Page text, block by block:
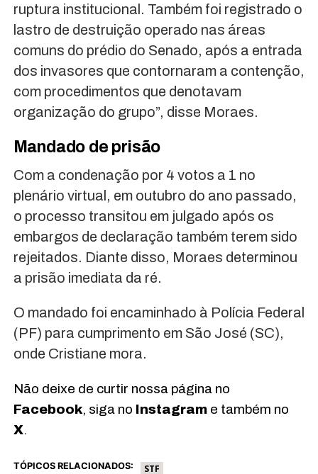
ruptura institucional. Também foi registrado o
lastro de destruição operado nas áreas
comuns do prédio do Senado, após a entrada
dos invasores que contornaram a contenção,
com procedimentos que denotavam
organização do grupo”, disse Moraes.
Mandado de prisão
Com a condenação por 4 votos a 1 no
plenário virtual, em outubro do ano passado,
o processo transitou em julgado após os
embargos de declaração também terem sido
rejeitados. Diante disso, Moraes determinou
a prisão imediata da ré.
O mandado foi encaminhado à Polícia Federal
(PF) para cumprimento em São José (SC),
onde Cristiane mora.
Não deixe de curtir nossa página no
Facebook, siga no Instagrame também no
X.
TÓPICOS RELACIONADOS: STF